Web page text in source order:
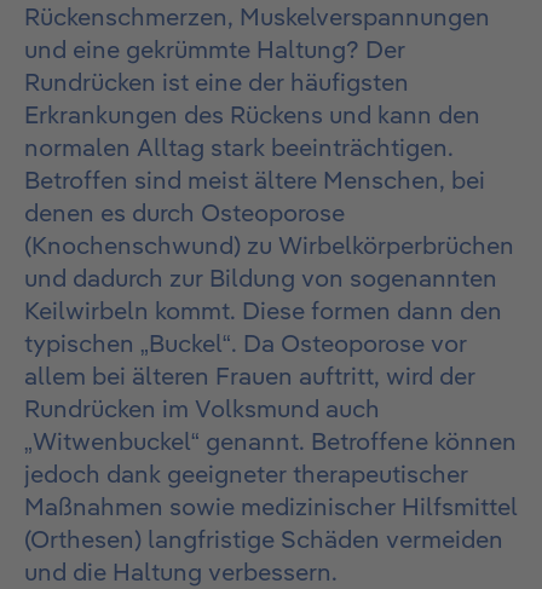
Rückenschmerzen, Muskelverspannungen
und eine gekrümmte Haltung? Der
Rundrücken ist eine der häufigsten
Erkrankungen des Rückens und kann den
normalen Alltag stark beeinträchtigen.
Betroffen sind meist ältere Menschen, bei
denen es durch Osteoporose
(Knochenschwund) zu Wirbelkörperbrüchen
und dadurch zur Bildung von sogenannten
Keilwirbeln kommt. Diese formen dann den
typischen „Buckel“. Da Osteoporose vor
allem bei älteren Frauen auftritt, wird der
Rundrücken im Volksmund auch
„Witwenbuckel“ genannt. Betroffene können
jedoch dank geeigneter therapeutischer
Maßnahmen sowie medizinischer Hilfsmittel
(Orthesen) langfristige Schäden vermeiden
und die Haltung verbessern.